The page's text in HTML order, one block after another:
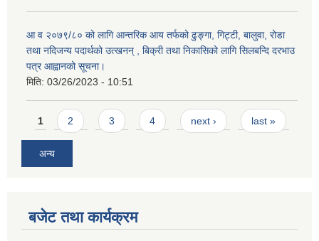
आ व २०७९/८० को लागि आन्तरिक आय तर्फको ढुङ्गा, गिट्टी, बालुवा, रोडा
तथा नदिजन्य पदार्थको उत्खनन् , बिक्री तथा निकासिको लागि सिलबन्दि दरभाउ
पत्र आह्वानको सूचना।
मिति: 03/26/2023 - 10:51
Pages
1 2 3 4 next › last »
अन्य
बजेट तथा कार्यक्रम